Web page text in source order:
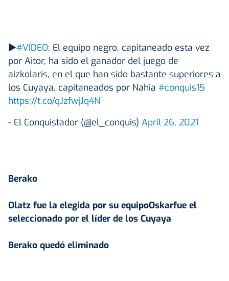
▶️#VÍDEO: El equipo negro, capitaneado esta vez
por Aitor, ha sido el ganador del juego de
aizkolaris, en el que han sido bastante superiores a
los Cuyaya, capitaneados por Nahia #conquis15
https://t.co/qJzfwjJq4N
- El Conquistador (@el_conquis) April 26, 2021
Berako
Olatz fue la elegida por su equipoOskarfue el
seleccionado por el líder de los Cuyaya
Berako quedó eliminado